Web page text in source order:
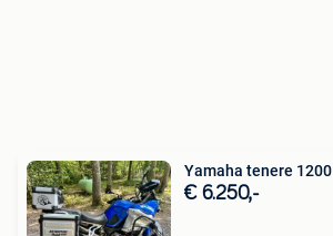
Yamaha tenere 1200
€ 6.250,-